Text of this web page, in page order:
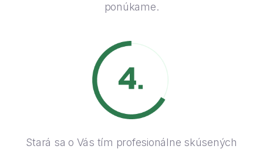
ponúkame.
Stará sa o Vás tím profesionálne skúsených